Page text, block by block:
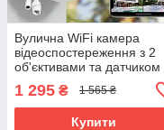
Вулична WiFi камера
відеоспостереження з 2
об'єктивами та датчиком
руху поворотна зовнішня
IP камера
1 295 ₴ 1 565 ₴
Купити